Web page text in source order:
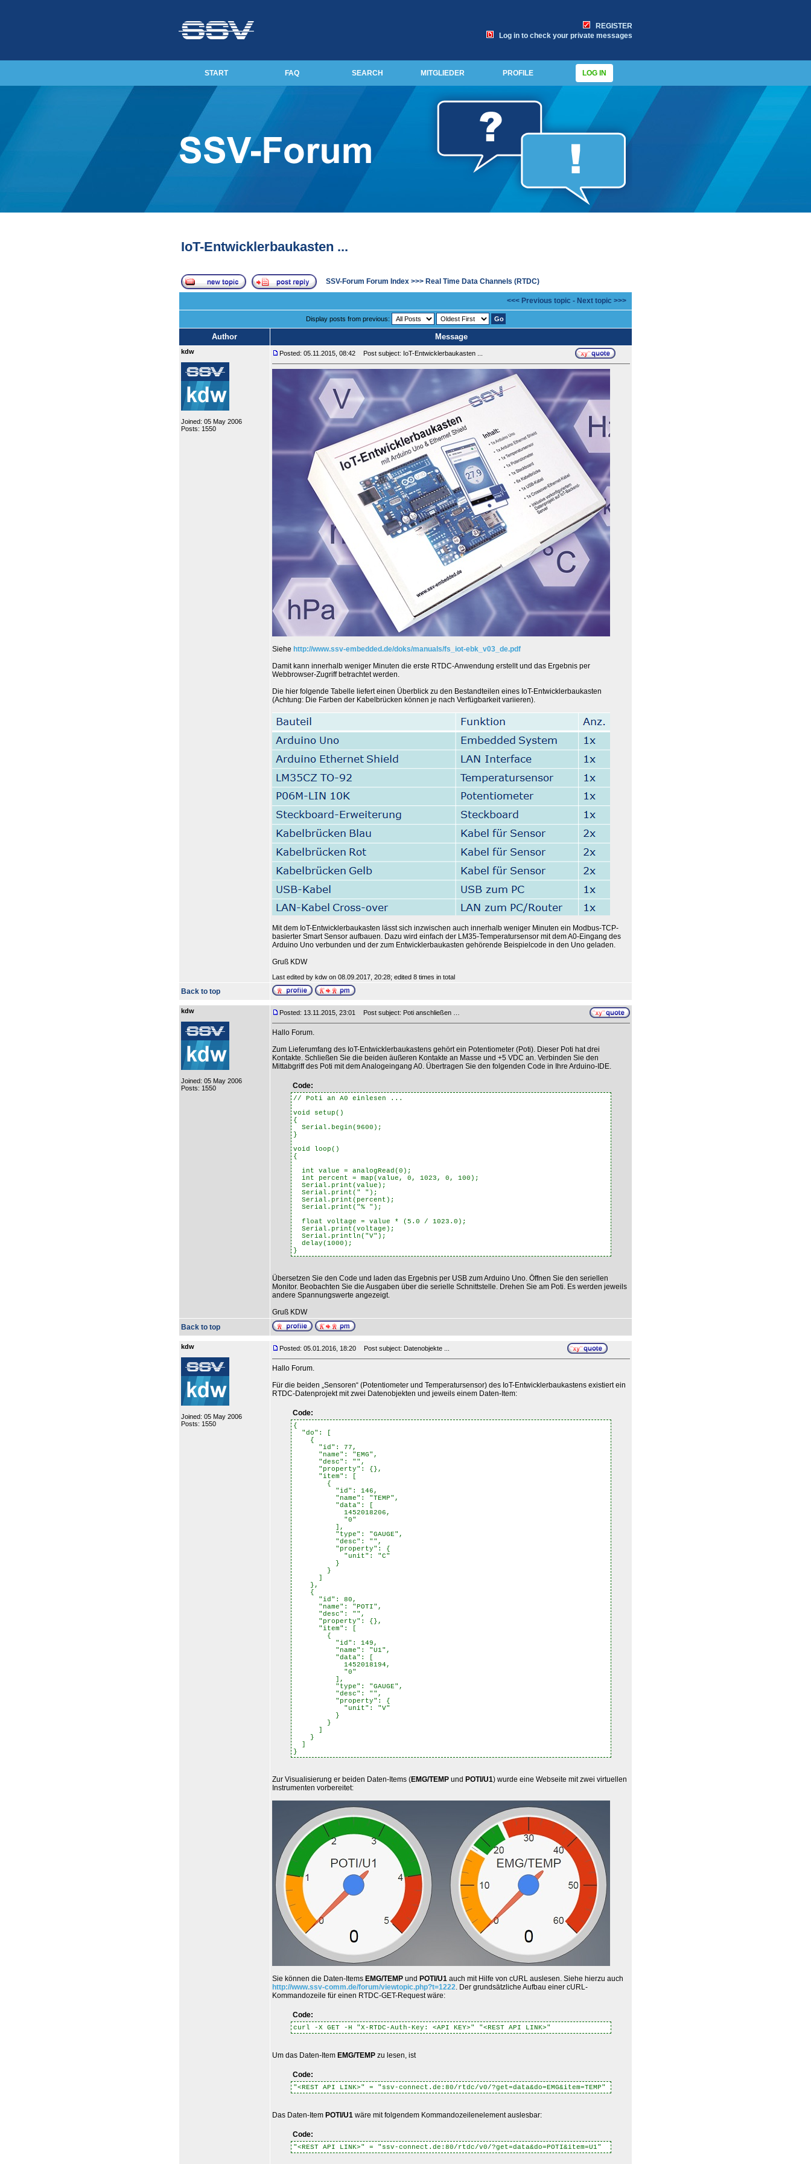
REGISTER
Log in to check your private messages
START FAQ SEARCH MITGLIEDER PROFILE LOG IN
IoT-Entwicklerbaukasten ...
SSV-Forum Forum Index >>> Real Time Data Channels (RTDC)
<<< Previous topic - Next topic >>>
Display posts from previous:
Author Message
kdw
Joined: 05 May 2006
Posts: 1550
Posted: 05.11.2015, 08:42 Post subject: IoT-Entwicklerbaukasten ...
Siehe http://www.ssv-embedded.de/doks/manuals/fs_iot-ebk_v03_de.pdf
Damit kann innerhalb weniger Minuten die erste RTDC-Anwendung erstellt und das Ergebnis per
Webbrowser-Zugriff betrachtet werden.
Die hier folgende Tabelle liefert einen Überblick zu den Bestandteilen eines IoT-Entwicklerbaukasten
(Achtung: Die Farben der Kabelbrücken können je nach Verfügbarkeit variieren).
Mit dem IoT-Entwicklerbaukasten lässt sich inzwischen auch innerhalb weniger Minuten ein Modbus-TCP-
basierter Smart Sensor aufbauen. Dazu wird einfach der LM35-Temperatursensor mit dem A0-Eingang des
Arduino Uno verbunden und der zum Entwicklerbaukasten gehörende Beispielcode in den Uno geladen.
Gruß KDW
Last edited by kdw on 08.09.2017, 20:28; edited 8 times in total
Back to top
kdw
Joined: 05 May 2006
Posts: 1550
Posted: 13.11.2015, 23:01 Post subject: Poti anschließen …
Hallo Forum.
Zum Lieferumfang des IoT-Entwicklerbaukastens gehört ein Potentiometer (Poti). Dieser Poti hat drei
Kontakte. Schließen Sie die beiden äußeren Kontakte an Masse und +5 VDC an. Verbinden Sie den
Mittabgriff des Poti mit dem Analogeingang A0. Übertragen Sie den folgenden Code in Ihre Arduino-IDE.
Code:
// Poti an A0 einlesen ...
void setup()
{
Serial.begin(9600);
}
void loop()
{
int value = analogRead(0);
int percent = map(value, 0, 1023, 0, 100);
Serial.print(value);
Serial.print(" ");
Serial.print(percent);
Serial.print("% ");
float voltage = value * (5.0 / 1023.0);
Serial.print(voltage);
Serial.println("V");
delay(1000);
}
Übersetzen Sie den Code und laden das Ergebnis per USB zum Arduino Uno. Öffnen Sie den seriellen
Monitor. Beobachten Sie die Ausgaben über die serielle Schnittstelle. Drehen Sie am Poti. Es werden jeweils
andere Spannungswerte angezeigt.
Gruß KDW
Back to top
kdw
Joined: 05 May 2006
Posts: 1550
Posted: 05.01.2016, 18:20 Post subject: Datenobjekte ...
Hallo Forum.
Für die beiden „Sensoren“ (Potentiometer und Temperatursensor) des IoT-Entwicklerbaukastens existiert ein
RTDC-Datenprojekt mit zwei Datenobjekten und jeweils einem Daten-Item:
Code:
{
"do": [
{
"id": 77,
"name": "EMG",
"desc": "",
"property": {},
"item": [
{
"id": 146,
"name": "TEMP",
"data": [
1452018206,
"0"
],
"type": "GAUGE",
"desc": "",
"property": {
"unit": "C"
}
}
]
},
{
"id": 80,
"name": "POTI",
"desc": "",
"property": {},
"item": [
{
"id": 149,
"name": "U1",
"data": [
1452018194,
"0"
],
"type": "GAUGE",
"desc": "",
"property": {
"unit": "V"
}
}
]
}
]
}
Zur Visualisierung er beiden Daten-Items (EMG/TEMP und POTI/U1) wurde eine Webseite mit zwei virtuellen
Instrumenten vorbereitet:
Sie können die Daten-Items EMG/TEMP und POTI/U1 auch mit Hilfe von cURL auslesen. Siehe hierzu auch
http://www.ssv-comm.de/forum/viewtopic.php?t=1222. Der grundsätzliche Aufbau einer cURL-
Kommandozeile für einen RTDC-GET-Request wäre:
Code:
curl -X GET -H "X-RTDC-Auth-Key: <API KEY>" "<REST API LINK>"
Um das Daten-Item EMG/TEMP zu lesen, ist
Code:
"<REST API LINK>" = "ssv-connect.de:80/rtdc/v0/?get=data&do=EMG&item=TEMP"
Das Daten-Item POTI/U1 wäre mit folgendem Kommandozeilenelement auslesbar:
Code:
"<REST API LINK>" = "ssv-connect.de:80/rtdc/v0/?get=data&do=POTI&item=U1"